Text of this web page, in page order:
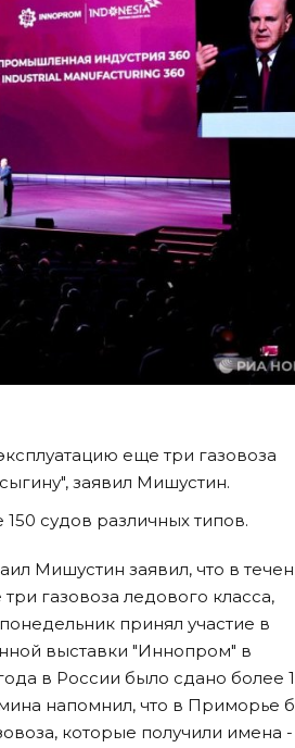
еще три газовоза
заявил Мишустин.
судов различных типов.
Мишустин заявил, что в
газовоза ледового класса,
принял участие в
выставки "Иннопром" в
в России было сдано более
напомнил, что в Приморье
которые получили имена -